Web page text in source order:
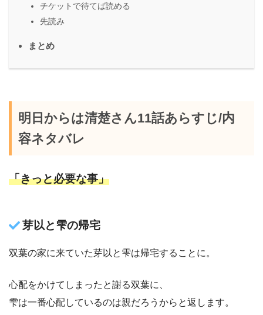
チケットで待てば読める
先読み
まとめ
明日からは清楚さん11話あらすじ/内
容ネタバレ
「きっと必要な事」
芽以と雫の帰宅
双葉の家に来ていた芽以と雫は帰宅することに。
心配をかけてしまったと謝る双葉に、
雫は一番心配しているのは親だろうからと返します。